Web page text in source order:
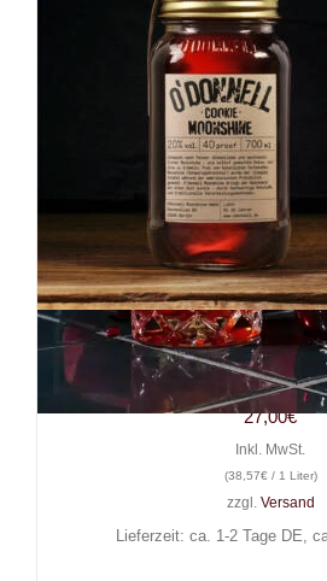
Likör O’Donnell
Cookie 0,7l,
27,00€
Inkl. MwSt.
(38,57€/ 1 Liter)
zzgl. Versand
Lieferzeit: ca. 1-2 Tage DE,